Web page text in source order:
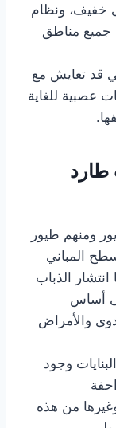
خفيف، ونظام
جميع مناطق
قد تعايش مع
عصبية للغاية
طارد
ومنهم طيور
المباني
الذباب
أساس
والأمراض
وجود
من هذه